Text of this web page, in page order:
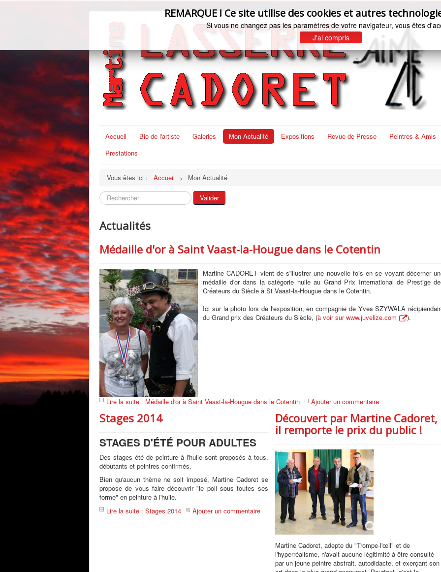
Accueil Bio de l'artiste Galeries Mon Actualité Expositions Revue de Presse
Peintres & Amis
Prestations
Vous êtes ici : Accueil Mon Actualité
REMARQUE ! Ce site utilise des cookies et autres
Si vous ne changez pas les paramètres de votre navigateur, vous êtes
J'ai compris
Rechercher Valider
Actualités
Médaille d'or à Saint Vaast-la-Hougue dans le Cotentin
Martine CADORET vient de s'illustrer une nouvelle fois en se voyant décerner
médaille d'or dans la catégorie huile au Grand Prix International de Prestige
Créateurs du Siècle à St Vaast-la-Hougue dans le Cotentin.
Ici sur la photo lors de l'exposition, en compagnie de Yves SZYWALA
du Grand prix des Créateurs du Siècle, (à voir sur www.juvelize.com ).
Lire la suite : Médaille d'or à Saint Vaast-la-Hougue dans le Cotentin Ajouter un commentaire
Stages 2014
STAGES D'ÉTÉ POUR ADULTES
Des stages été de peinture à l'huile sont proposés à tous,
débutants et peintres confirmés.
Bien qu'aucun thème ne soit imposé, Martine Cadoret se
propose de vous faire découvrir "le poil sous toutes ses
forme" en peinture à l'huile.
Lire la suite : Stages 2014
Ajouter un commentaire
Découvert par Martine Cadoret,
il remporte le prix du public !
Martine Cadoret, adepte du "Trompe-l'œil" et de
l'hyperréalisme, n'avait aucune légitimité à être consulté
par un jeune peintre abstrait, autodidacte, et exerçant son